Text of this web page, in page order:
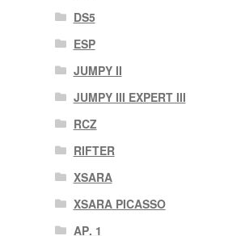
DS5
ESP
JUMPY II
JUMPY III EXPERT III
RCZ
RIFTER
XSARA
XSARA PICASSO
ΑΡ. 1